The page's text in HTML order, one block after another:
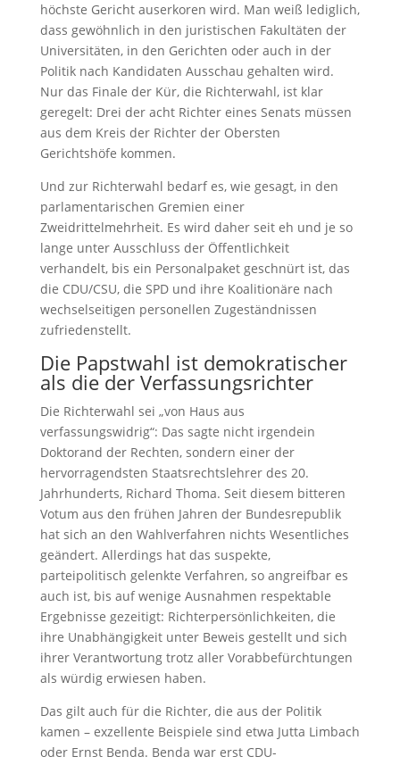
höchste Gericht auserkoren wird. Man weiß lediglich,
dass gewöhnlich in den juristischen Fakultäten der
Universitäten, in den Gerichten oder auch in der
Politik nach Kandidaten Ausschau gehalten wird.
Nur das Finale der Kür, die Richterwahl, ist klar
geregelt: Drei der acht Richter eines Senats müssen
aus dem Kreis der Richter der Obersten
Gerichtshöfe kommen.
Und zur Richterwahl bedarf es, wie gesagt, in den
parlamentarischen Gremien einer
Zweidrittelmehrheit. Es wird daher seit eh und je so
lange unter Ausschluss der Öffentlichkeit
verhandelt, bis ein Personalpaket geschnürt ist, das
die CDU/CSU, die SPD und ihre Koalitionäre nach
wechselseitigen personellen Zugeständnissen
zufriedenstellt.
Die Papstwahl ist demokratischer
als die der Verfassungsrichter
Die Richterwahl sei „von Haus aus
verfassungswidrig“: Das sagte nicht irgendein
Doktorand der Rechten, sondern einer der
hervorragendsten Staatsrechtslehrer des 20.
Jahrhunderts, Richard Thoma. Seit diesem bitteren
Votum aus den frühen Jahren der Bundesrepublik
hat sich an den Wahlverfahren nichts Wesentliches
geändert. Allerdings hat das suspekte,
parteipolitisch gelenkte Verfahren, so angreifbar es
auch ist, bis auf wenige Ausnahmen respektable
Ergebnisse gezeitigt: Richterpersönlichkeiten, die
ihre Unabhängigkeit unter Beweis gestellt und sich
ihrer Verantwortung trotz aller Vorabbefürchtungen
als würdig erwiesen haben.
Das gilt auch für die Richter, die aus der Politik
kamen – exzellente Beispiele sind etwa Jutta Limbach
oder Ernst Benda. Benda war erst CDU-